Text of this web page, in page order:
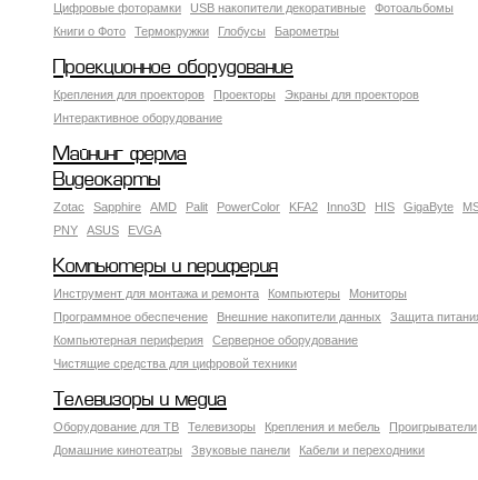
Цифровые фоторамки USB накопители декоративные
Фотоальбомы
Книги о Фото
Термокружки Глобусы Барометры
Проекционное оборудование
Крепления для проекторов Проекторы
Экраны для проекторов
Интерактивное оборудование
Майнинг ферма
Видеокарты
Zotac Sapphire AMD Palit PowerColor KFA2 Inno3D HIS GigaByte
PNY
ASUS EVGA
Компьютеры и периферия
Инструмент для монтажа и ремонта Компьютеры
Мониторы
Программное обеспечение
Внешние накопители данных
Защита
Компьютерная периферия
Серверное оборудование
Чистящие средства для цифровой техники
Телевизоры и медиа
Оборудование для ТВ Телевизоры Крепления и мебель
Проигрыватели
Домашние кинотеатры
Звуковые панели Кабели и переходники